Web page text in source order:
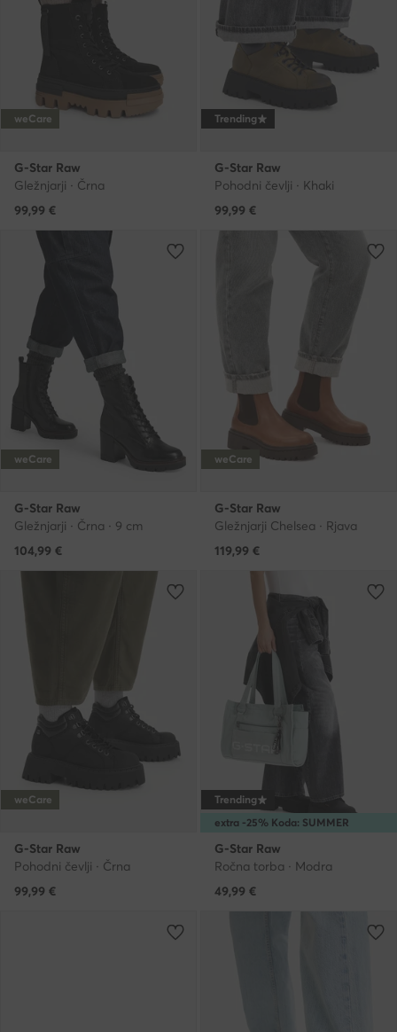
weCare
G-Star Raw
Gležnjarji · Črna
99,99 €
Trending
G-Star Raw
Pohodni čevlji · Khaki
99,99 €
weCare
G-Star Raw
Gležnjarji · Črna · 9 cm
104,99 €
weCare
G-Star Raw
Gležnjarji Chelsea · Rjava
119,99 €
weCare
G-Star Raw
Pohodni čevlji · Črna
99,99 €
extra -25% Koda: SUMMER
Trending
G-Star Raw
Ročna torba · Modra
49,99 €